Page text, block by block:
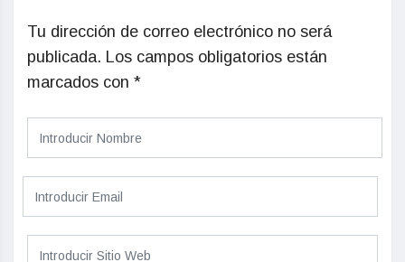
Tu dirección de correo electrónico no será
publicada. Los campos obligatorios están
marcados con *